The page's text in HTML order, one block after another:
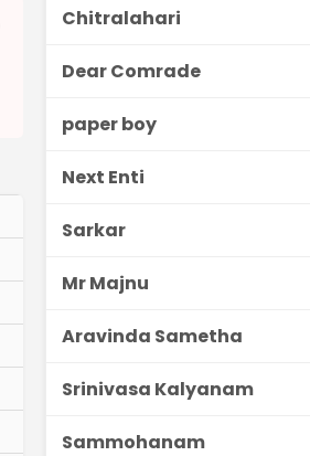
Chitralahari
Dear Comrade
paper boy
Next Enti
Sarkar
Mr Majnu
Aravinda Sametha
Srinivasa Kalyanam
Sammohanam